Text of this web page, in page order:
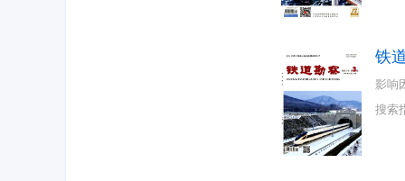
铁
影响
搜索